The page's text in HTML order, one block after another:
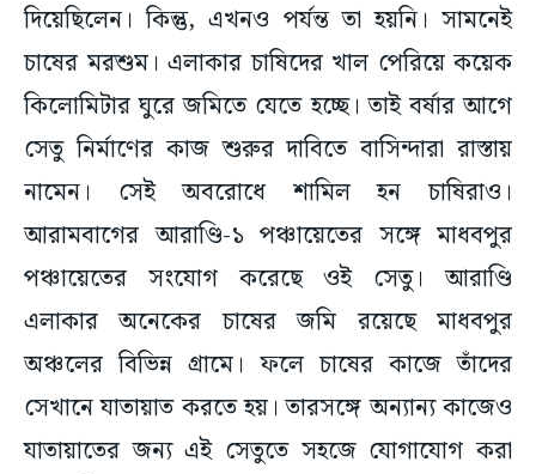
দিয়েছিলেন। কিন্তু, এখনও পর্যন্ত তা হয়নি। সামনেই
চাষের মরশুম। এলাকার চাষিদের খাল পেরিয়ে কয়েক
কিলোমিটার ঘুরে জমিতে যেতে হচ্ছে। তাই বর্ষার আগে
সেতু নির্মাণের কাজ শুরুর দাবিতে বাসিন্দারা রাস্তায়
নামেন। সেই অবরোধে শামিল হন চাষিরাও।
আরামবাগের আরাণ্ডি-১ পঞ্চায়েতের সঙ্গে মাধবপুর
পঞ্চায়েতের সংযোগ করেছে ওই সেতু। আরাণ্ডি
এলাকার অনেকের চাষের জমি রয়েছে মাধবপুর
অঞ্চলের বিভিন্ন গ্রামে। ফলে চাষের কাজে তাঁদের
সেখানে যাতায়াত করতে হয়। তারসঙ্গে অন্যান্য কাজেও
যাতায়াতের জন্য এই সেতুতে সহজে যোগাযোগ করা